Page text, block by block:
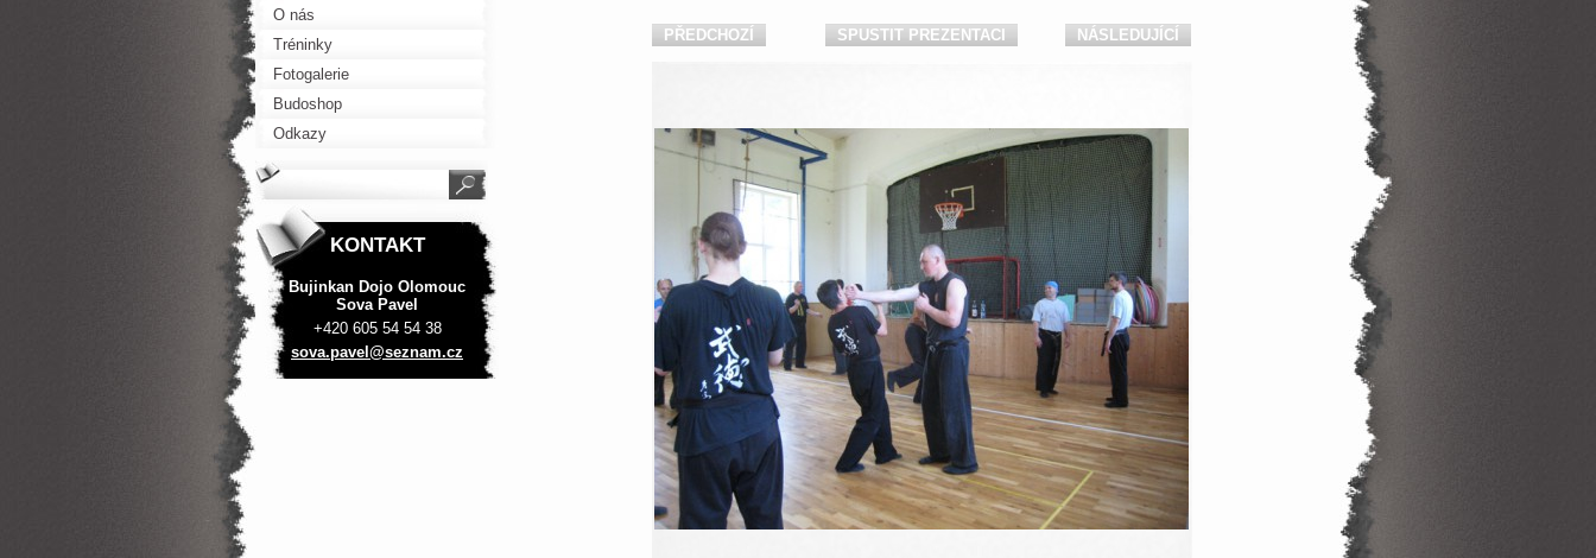
PŘEDCHOZÍ SPUSTIT PREZENTACI NÁSLEDUJÍCÍ
O nás
Tréninky
Fotogalerie
Budoshop
Odkazy
KONTAKT
Bujinkan Dojo Olomouc
Sova Pavel
+420 605 54 54 38
sova.pavel@seznam.cz